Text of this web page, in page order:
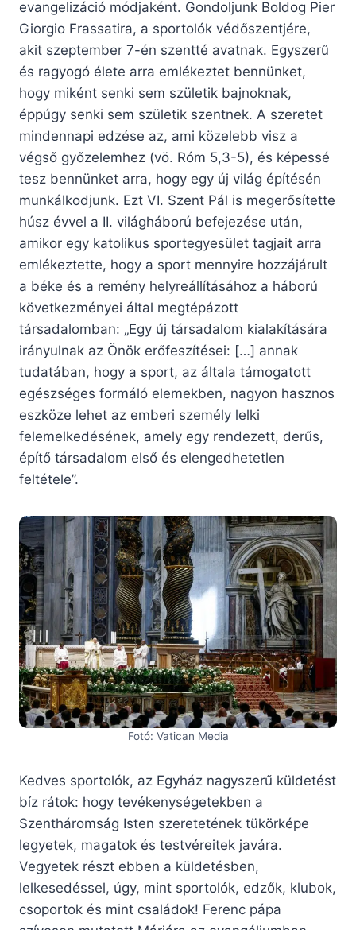
evangelizáció módjaként. Gondoljunk Boldog Pier
Giorgio Frassatira, a sportolók védőszentjére,
akit szeptember 7-én szentté avatnak. Egyszerű
és ragyogó élete arra emlékeztet bennünket,
hogy miként senki sem születik bajnoknak,
éppúgy senki sem születik szentnek. A szeretet
mindennapi edzése az, ami közelebb visz a
végső győzelemhez (vö. Róm 5,3-5), és képessé
tesz bennünket arra, hogy egy új világ építésén
munkálkodjunk. Ezt VI. Szent Pál is megerősítette
húsz évvel a II. világháború befejezése után,
amikor egy katolikus sportegyesület tagjait arra
emlékeztette, hogy a sport mennyire hozzájárult
a béke és a remény helyreállításához a háború
következményei által megtépázott
társadalomban: „Egy új társadalom kialakítására
irányulnak az Önök erőfeszítései: […] annak
tudatában, hogy a sport, az általa támogatott
egészséges formáló elemekben, nagyon hasznos
eszköze lehet az emberi személy lelki
felemelkedésének, amely egy rendezett, derűs,
építő társadalom első és elengedhetetlen
feltétele”.
Fotó: Vatican Media
Kedves sportolók, az Egyház nagyszerű küldetést
bíz rátok: hogy tevékenységetekben a
Szentháromság Isten szeretetének tükörképe
legyetek, magatok és testvéreitek javára.
Vegyetek részt ebben a küldetésben,
lelkesedéssel, úgy, mint sportolók, edzők, klubok,
csoportok és mint családok! Ferenc pápa